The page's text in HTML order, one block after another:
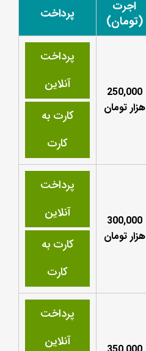
اجرت
(تومان)
پرداخت
250,000
هزار تومان
پرداخت
آنلاین
کارت به
کارت
300,000
هزار تومان
پرداخت
آنلاین
کارت به
کارت
پرداخت
آنلاین